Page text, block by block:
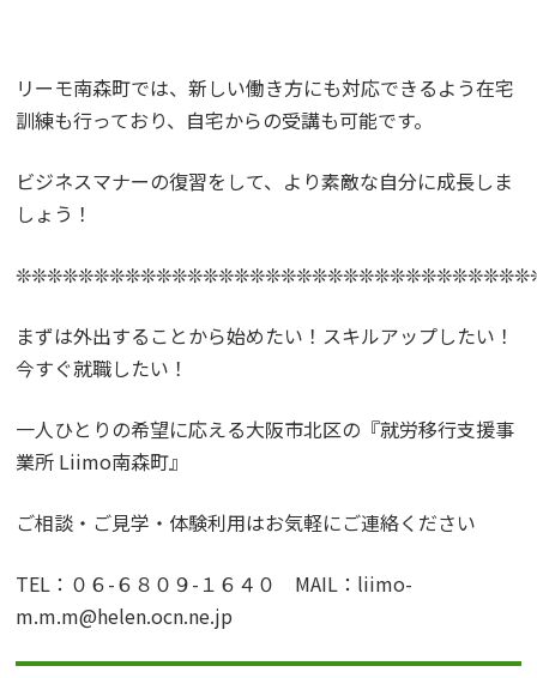
リーモ南森町では、新しい働き方にも対応できるよう在宅
訓練も行っており、自宅からの受講も可能です。
ビジネスマナーの復習をして、より素敵な自分に成長しま
しょう！
まずは外出することから始めたい！スキルアップしたい！
今すぐ就職したい！
一人ひとりの希望に応える大阪市北区の『就労移行支援事
業所 Liimo南森町』
ご相談・ご見学・体験利用はお気軽にご連絡ください
TEL：０６-６８０９-１６４０ MAIL：liimo-
m.m.m@helen.ocn.ne.jp